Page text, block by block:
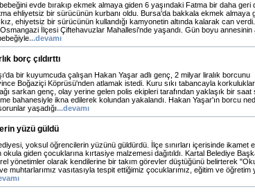
evde bırakıp ekmek almaya giden 6 yaşındaki Fatma bir daha geri
ehliyetsiz bir sürücünün kurbanı oldu. Bursa'da bakkala ekmek almaya
ehiyetsiz bir sürücünün kullandığı kamyonetin altında kalarak can
İlçesi Çiftehavuzlar Mahallesi'nde yaşandı. Gün boyu annesinin
...devamı
borç çıldırttı
bir kuyumcuda çalışan Hakan Yaşar adlı genç, 2 milyar liralık borcunu
Boğaziçi Köprüsü'nden atlamak istedi. Kuru sıkı tabancayla
sarkan genç, olay yerine gelen polis ekipleri tarafından yaklaşık bir saat
bahanesiyle ikna edilerek kolundan yakalandı. Hakan Yaşar'ın borcu
yaşadığı...devamı
yüzü güldü
yoksul öğrencilerin yüzünü güldürdü. İlçe sınırları içerisinde ikamet
okula giden çocuklarına kırtasiye malzemesi dağıtıldı. Kartal Belediye
yönetimler olarak kendilerine bir takım görevler düştüğünü belirterek
muhtarlarımız vasıtasıyla tespit ettiğimiz çocuklarımız, eğitim ve öğretim